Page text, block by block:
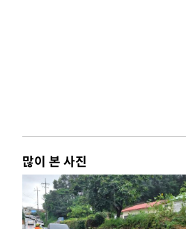
많이 본 사진